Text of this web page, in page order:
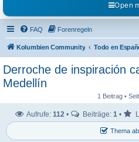
Open
FAQ Forenregeln
Kolumbien Community Todo en
Derroche de inspiración
Medellín
1 Beitrag •
Thema
Aufrufe: 112 • Beiträge: 1 •